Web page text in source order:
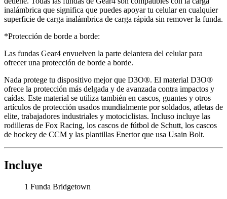
inalámbrica que significa que puedes apoyar tu celular en cualquier
superficie de carga inalámbrica de carga rápida sin remover la funda.
*Protección de borde a borde:
Las fundas Gear4 envuelven la parte delantera del celular para
ofrecer una protección de borde a borde.
Nada protege tu dispositivo mejor que D3O®. El material D3O®
ofrece la protección más delgada y de avanzada contra impactos y
caídas. Este material se utiliza también en cascos, guantes y otros
artículos de protección usados mundialmente por soldados, atletas de
elite, trabajadores industriales y motociclistas. Incluso incluye las
rodilleras de Fox Racing, los cascos de fútbol de Schutt, los cascos
de hockey de CCM y las plantillas Enertor que usa Usain Bolt.
Incluye
1 Funda Bridgetown